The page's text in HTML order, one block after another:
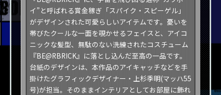
イ”と呼ばれる賞金稼ぎ「スパイク・スピーゲル」
がデザインされた可愛らしいアイテムです。憂いを
帯びたクールな一面を覗かせるフェイスと、アイコ
ニックな髪型、無駄のない洗練されたコスチューム
『BE@RBRICK』に落とし込んだ至高の一品です。
台紙のデザインは、本作品のアイキャッチなどを手
掛けたグラフィックデザイナー・上杉季明(マッハ55
号)が担当。そのままインテリアとしてお部屋に飾れ